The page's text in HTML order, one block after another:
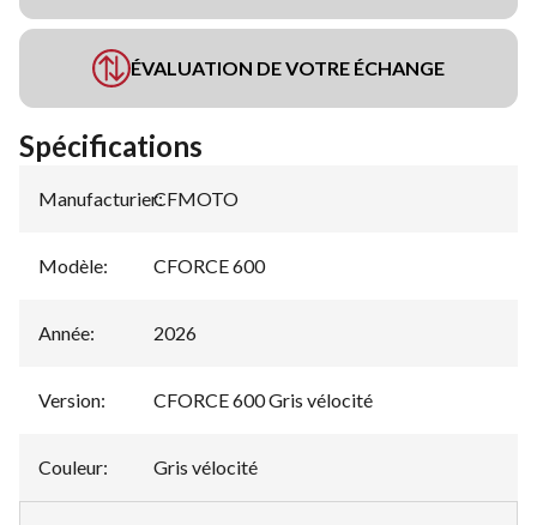
ÉVALUATION DE VOTRE ÉCHANGE
Spécifications
Manufacturier:
CFMOTO
Modèle: CFORCE 600
Année: 2026
Version: CFORCE 600 Gris vélocité
Couleur: Gris vélocité